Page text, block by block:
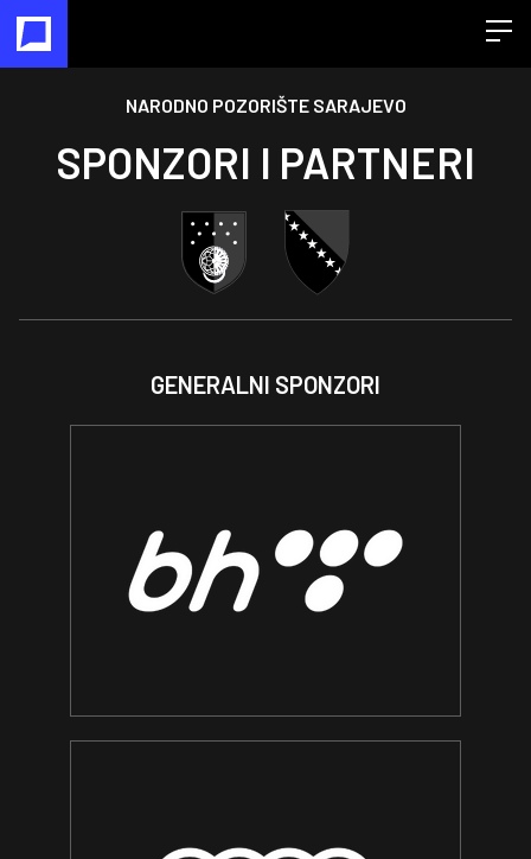
NARODNO POZORIŠTE SARAJEVO
SPONZORI I PARTNERI
GENERALNI SPONZORI